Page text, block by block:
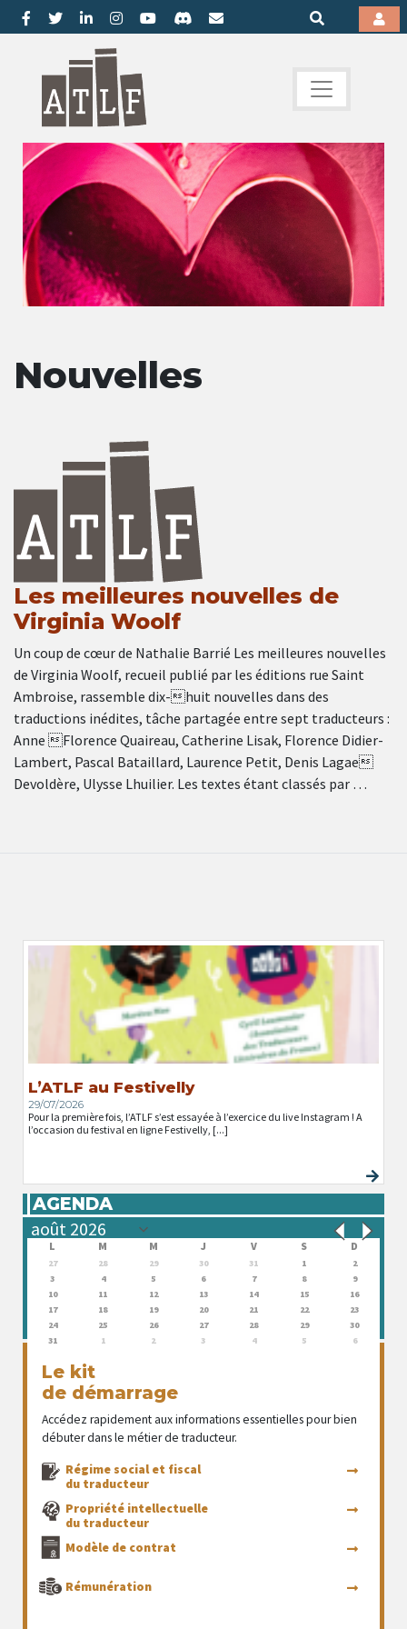
Nouvelles
Les meilleures nouvelles de
Virginia Woolf
Un coup de cœur de Nathalie Barrié Les meilleures nouvelles
de Virginia Woolf, recueil publié par les éditions rue Saint
Ambroise, rassemble dix-huit nouvelles dans des
traductions inédites, tâche partagée entre sept traducteurs :
Anne Florence Quaireau, Catherine Lisak, Florence Didier-
Lambert, Pascal Bataillard, Laurence Petit, Denis Lagae
Devoldère, Ulysse Lhuilier. Les textes étant classés par …
L’ATLF au Festivelly
29/07/2026
Pour la première fois, l’ATLF s’est essayée à l’exercice du live Instagram ! A
l’occasion du festival en ligne Festivelly, [...]
AGENDA
L M M J V S D
27 28 29 30 31 1
2
3
4 5 6 7 8
9
10
11 12 13 14 15
16
17
18 19 20 21 22
23
24
25 26 27 28 29
30
31
1 2 3 4 5 6
Le kit
de démarrage
Accédez rapidement aux informations essentielles pour bien
débuter dans le métier de traducteur.
Régime social et fiscal
du traducteur
Propriété intellectuelle
du traducteur
Modèle de contrat
Rémunération